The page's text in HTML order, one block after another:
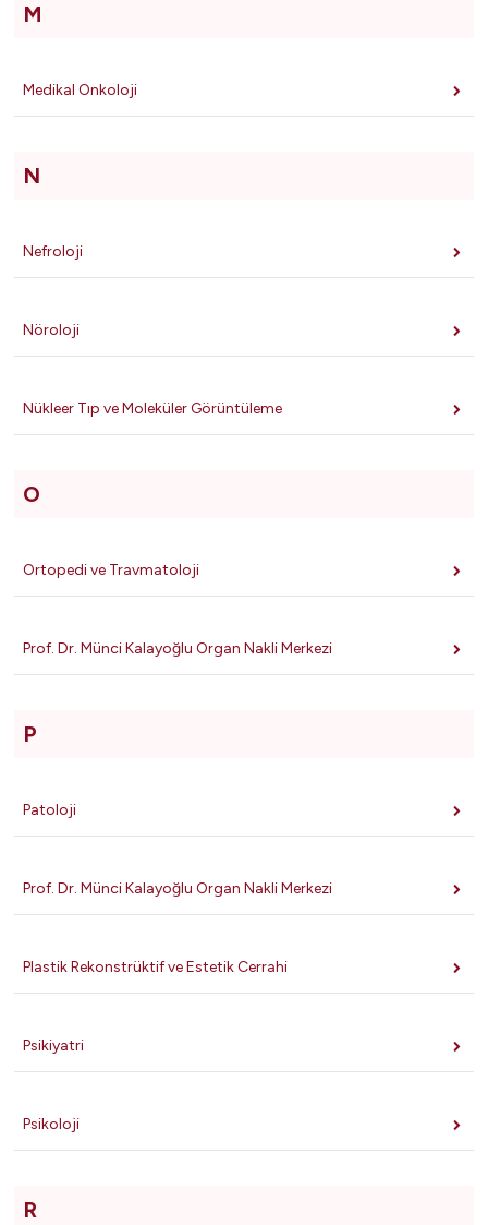
M
Medikal Onkoloji
N
Nefroloji
Nöroloji
Nükleer Tıp ve Moleküler Görüntüleme
O
Ortopedi ve Travmatoloji
Prof. Dr. Münci Kalayoğlu Organ Nakli Merkezi
P
Patoloji
Prof. Dr. Münci Kalayoğlu Organ Nakli Merkezi
Plastik Rekonstrüktif ve Estetik Cerrahi
Psikiyatri
Psikoloji
R